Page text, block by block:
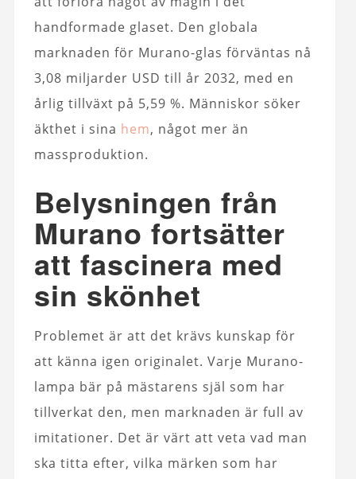
handformade glaset. Den globala
marknaden för Murano-glas förväntas nå
3,08 miljarder USD till år 2032, med en
årlig tillväxt på 5,59 %. Människor söker
äkthet i sina hem, något mer än
massproduktion.
Belysningen från
Murano fortsätter
att fascinera med
sin skönhet
Problemet är att det krävs kunskap för
att känna igen originalet. Varje Murano-
lampa bär på mästarens själ som har
tillverkat den, men marknaden är full av
imitationer. Det är värt att veta vad man
ska titta efter, vilka märken som har